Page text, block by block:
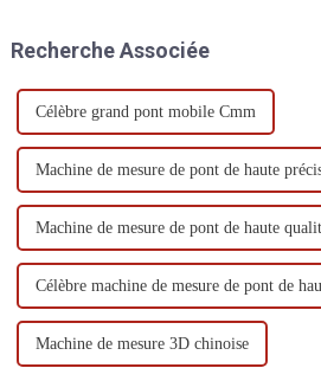
pendant le processus de
Recherche Associée
Célèbre grand pont mobile Cmm
Machine de mesure de pont de haute
Machine de mesure de pont de haute
Célèbre machine de mesure de pont de
Machine de mesure 3D chinoise